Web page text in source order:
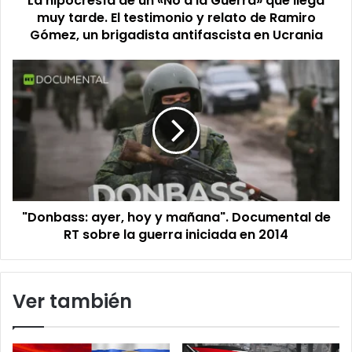
tarde.
testimonio
relato
Ramiro
antifascista
en
muy tarde. El testimonio y relato de Ramiro
Gómez, un brigadista antifascista en Ucrania
"Donbass:
ayer,
hoy
y
mañana".
sobre
"Donbass: ayer, hoy y mañana". Documental de
RT sobre la guerra iniciada en 2014
Ver también